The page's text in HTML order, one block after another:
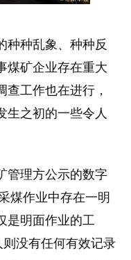
种种乱象、种种反
煤矿企业存在重大
查工作也在进行，
生之初的一些令人
管理方公示的数字
煤作业中存在一明
是明面作业的工
则没有任何有效记录